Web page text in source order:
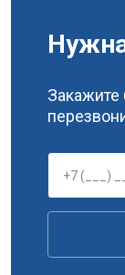
Закажите